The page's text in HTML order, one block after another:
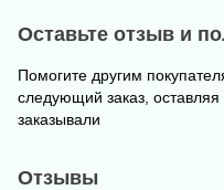
Оставьте отзыв и
Помогите другим
следующий заказ, оставляя
заказывали
Отзывы